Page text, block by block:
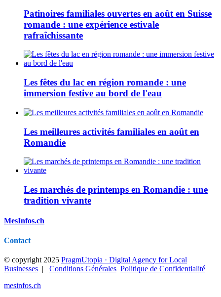
Patinoires familiales ouvertes en août en Suisse
romande : une expérience estivale
rafraîchissante
Les fêtes du lac en région romande : une
immersion festive au bord de l'eau
Les meilleures activités familiales en août en
Romandie
Les marchés de printemps en Romandie : une
tradition vivante
MesInfos.ch
Contact
© copyright 2025 PragmUtopia · Digital Agency for Local
Businesses | Conditions Générales Politique de Confidentialité
mesinfos.ch